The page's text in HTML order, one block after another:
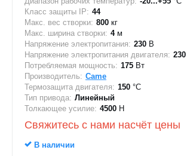
Класс защиты IP: 44
Макс. вес створки: 800 кг
Макс. ширина створки: 4м
Напряжение электропитания: 230 В
Напряжение электропитания двигателя: 230
Потребляемая мощность: 175 Вт
Производитель: Came
Термозащита двигателя: 150 °C
Тип привода: Линейный
Толкающее усилие: 4500 Н
Свяжитесь с нами насчёт цены
В наличии